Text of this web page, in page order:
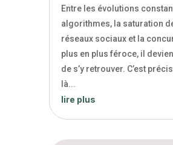
Entre les évolutions
algorithmes, la saturation
réseaux sociaux et la
plus en plus féroce, il
de s’y retrouver. C’est
là...
lire plus